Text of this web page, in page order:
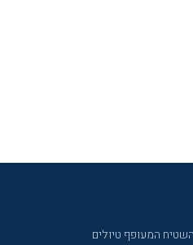
השטיח המעופף טיולים